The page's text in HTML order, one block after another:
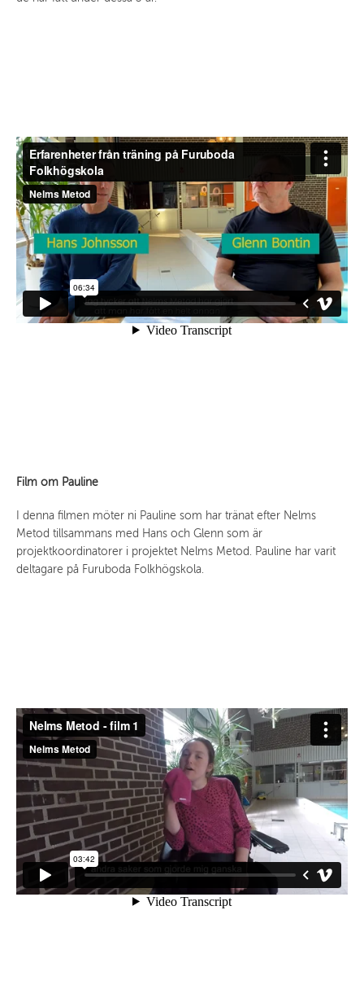
Film om Pauline
I denna filmen möter ni Pauline som har tränat efter Nelms
Metod tillsammans med Hans och Glenn som är
projektkoordinatorer i projektet Nelms Metod. Pauline har varit
deltagare på Furuboda Folkhögskola.